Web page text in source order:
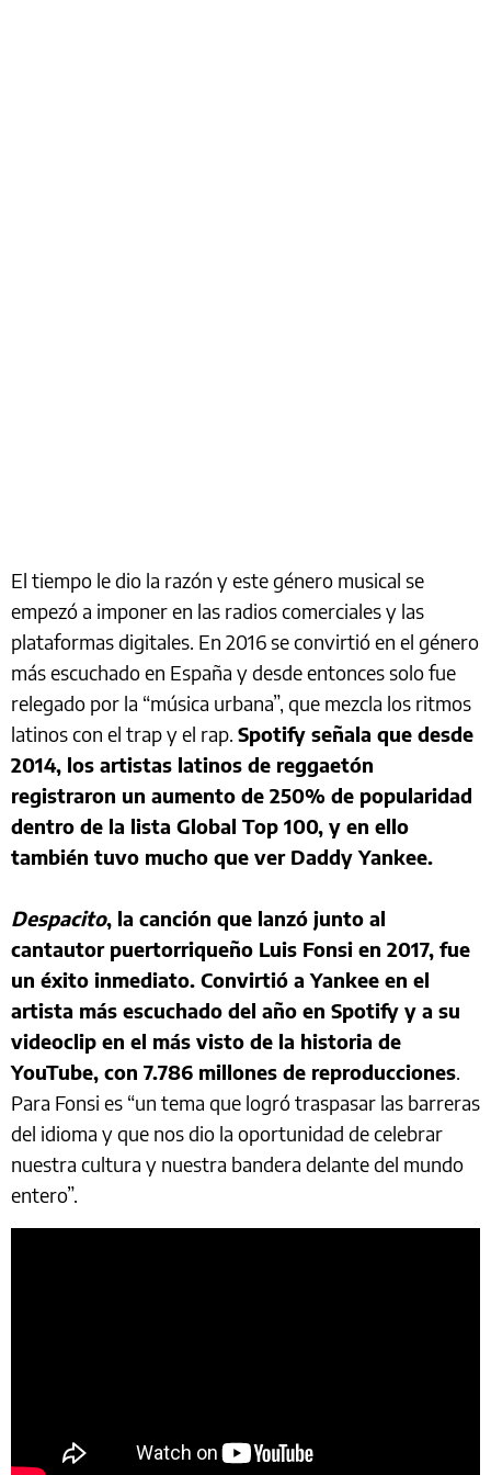
El tiempo le dio la razón y este género musical se
empezó a imponer en las radios comerciales y las
plataformas digitales. En 2016 se convirtió en el género
más escuchado en España y desde entonces solo fue
relegado por la “música urbana”, que mezcla los ritmos
latinos con el trap y el rap. Spotify señala que desde
2014, los artistas latinos de reggaetón
registraron un aumento de 250% de popularidad
dentro de la lista Global Top 100, y en ello
también tuvo mucho que ver Daddy Yankee.
Despacito, la canción que lanzó junto al
cantautor puertorriqueño Luis Fonsi en 2017, fue
un éxito inmediato. Convirtió a Yankee en el
artista más escuchado del año en Spotify y a su
videoclip en el más visto de la historia de
YouTube, con 7.786 millones de reproducciones.
Para Fonsi es “un tema que logró traspasar las barreras
del idioma y que nos dio la oportunidad de celebrar
nuestra cultura y nuestra bandera delante del mundo
entero”.